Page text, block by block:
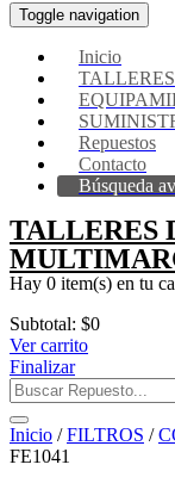
Toggle navigation
Inicio
TALLERES
Repuestos
Contacto
Búsqueda
TALLERES
Hay 0 item(s) en tu
Subtotal: $0
Ver carrito
Finalizar
Inicio /FILTROS /
FE1041